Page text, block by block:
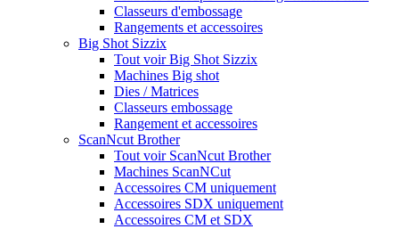
Classeurs d'embossage
Rangements et accessoires
Big Shot Sizzix
Tout voir Big Shot Sizzix
Machines Big shot
Dies / Matrices
Classeurs embossage
Rangement et accessoires
ScanNcut Brother
Tout voir ScanNcut Brother
Machines ScanNCut
Accessoires CM uniquement
Accessoires SDX uniquement
Accessoires CM et SDX